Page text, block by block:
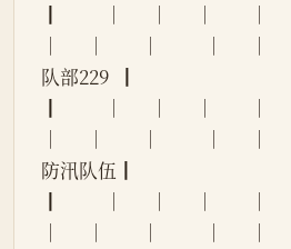
┃          │      │      │        │
│      │        │          │      │
队部229  ┃
┃          │      │      │        │
│      │        │          │      │
防汛队伍┃
┃          │      │      │        │
│      │        │          │      │